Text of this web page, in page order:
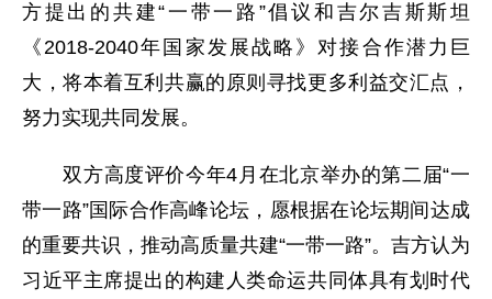
方提出的共建“一带一路”倡议和吉尔吉斯斯坦
《2018-2040年国家发展战略》对接合作潜力巨
大，将本着互利共赢的原则寻找更多利益交汇点，
努力实现共同发展。
双方高度评价今年4月在北京举办的第二届“一
带一路”国际合作高峰论坛，愿根据在论坛期间达成
的重要共识，推动高质量共建“一带一路”。吉方认为
习近平主席提出的构建人类命运共同体具有划时代